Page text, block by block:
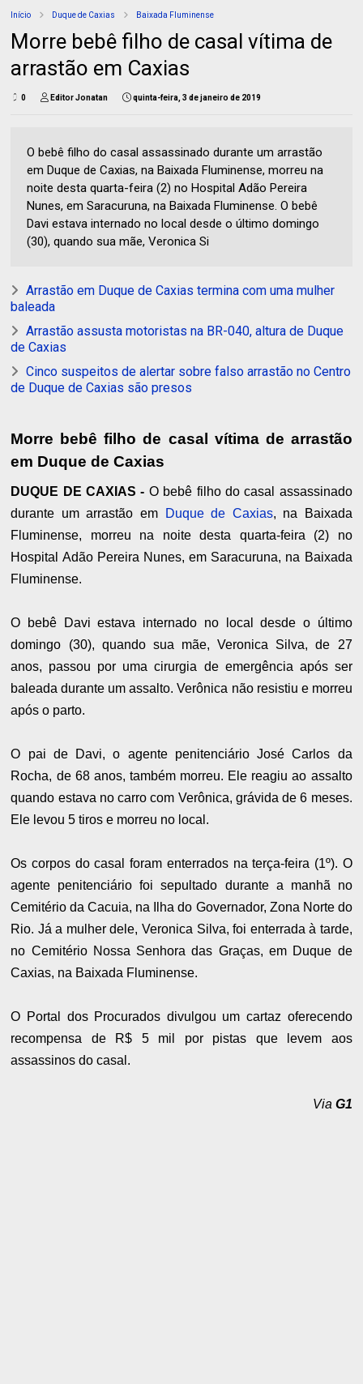
Início Duque de Caxias Baixada Fluminense
Morre bebê filho de casal vítima de
arrastão em Caxias
0 Editor Jonatan quinta-feira, 3 de janeiro de 2019
O bebê filho do casal assassinado durante um arrastão
em Duque de Caxias, na Baixada Fluminense, morreu na
noite desta quarta-feira (2) no Hospital Adão Pereira
Nunes, em Saracuruna, na Baixada Fluminense. O bebê
Davi estava internado no local desde o último domingo
(30), quando sua mãe, Veronica Si
Arrastão em Duque de Caxias termina com uma mulher
baleada
Arrastão assusta motoristas na BR-040, altura de Duque
de Caxias
Cinco suspeitos de alertar sobre falso arrastão no Centro
de Duque de Caxias são presos
Morre bebê filho de casal vítima de arrastão
em Duque de Caxias
DUQUE DE CAXIAS - O bebê filho docasal assassinado
durante um arrastão em
Duque de Caxias, na Baixada
Fluminense, morreu na noite desta quarta-feira (2) no
Hospital Adão Pereira Nunes, em Saracuruna, na Baixada
Fluminense.
O bebê Davi estava internado no local desde o último
domingo (30), quando sua mãe, Veronica Silva, de 27
anos, passou por uma cirurgia de emergência após ser
baleada durante um assalto. Verônica não resistiu e morreu
após o parto.
O pai de Davi, o agente penitenciário José Carlos da
Rocha, de 68 anos, também morreu. Ele reagiu ao assalto
quando estava no carro com Verônica, grávida de 6 meses.
Ele levou 5 tiros e morreu no local.
Os corpos do casal foram enterrados na terça-feira (1º). O
agente penitenciário foi sepultado durante a manhã no
Cemitério da Cacuia, na Ilha do Governador, Zona Norte do
Rio. Já a mulher dele, Veronica Silva, foi enterrada à tarde,
no Cemitério Nossa Senhora das Graças, em Duque de
Caxias, na Baixada Fluminense.
O Portal dos Procurados divulgou um cartaz oferecendo
recompensa de R$ 5 mil por pistas que levem aos
assassinos do casal.
Via G1